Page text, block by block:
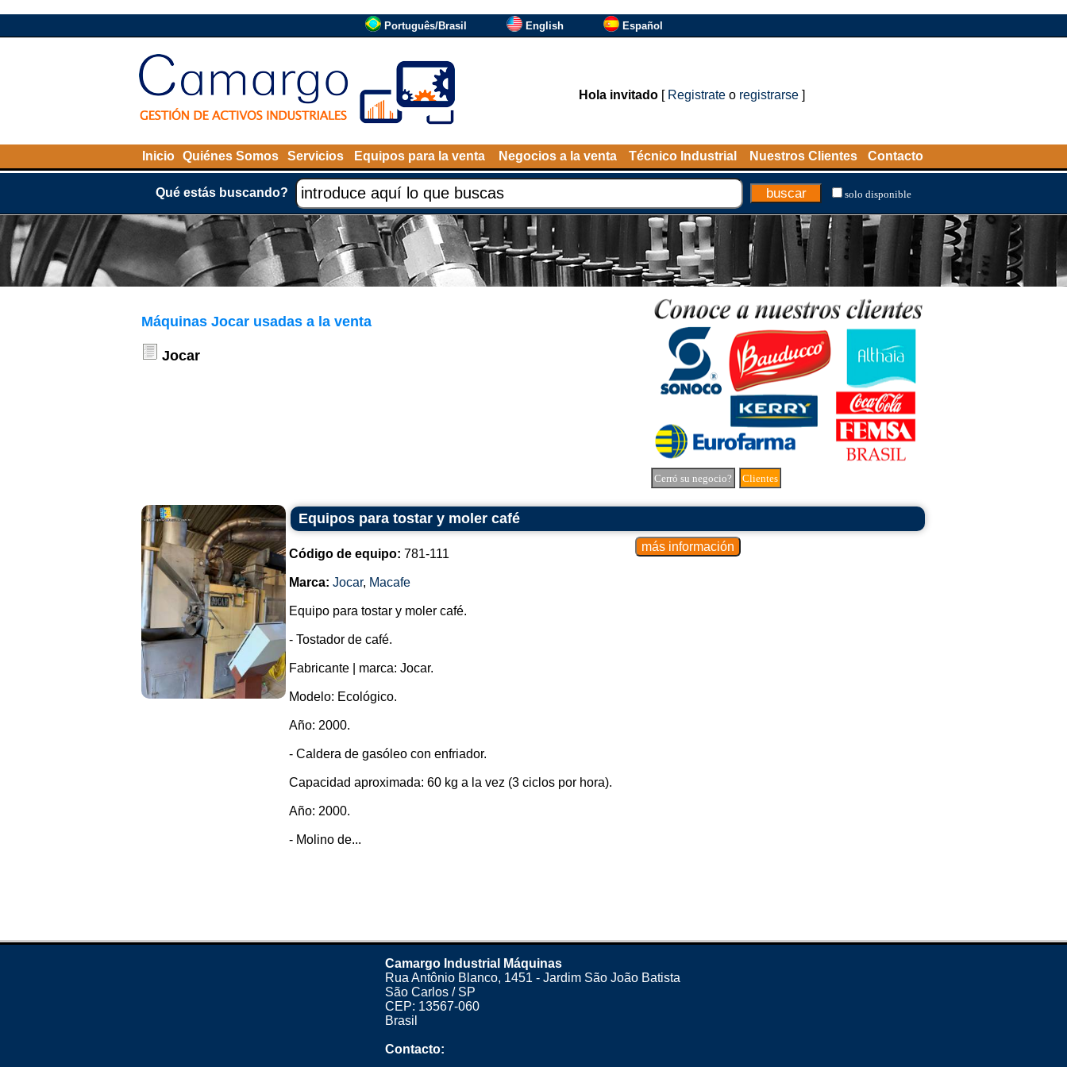
Português/Brasil English Español
Hola invitado[ Registrateo registrarse]
Inicio Quiénes Somos Servicios Equipos para la venta Negocios a la venta Técnico Industrial Nuestros Clientes Contacto
Qué estás buscando? solo disponible
Máquinas Jocar usadas a la venta
Jocar
Cerró su negocio? Clientes
Equipos para tostar y moler café
Código de equipo: 781-111
Marca: Jocar, Macafe
Equipo para tostar y moler café.
- Tostador de café.
Fabricante | marca: Jocar.
Modelo: Ecológico.
Año: 2000.
- Caldera de gasóleo con enfriador.
Capacidad aproximada: 60 kg a la vez (3 ciclos por hora).
Año: 2000.
- Molino de...
Camargo Industrial Máquinas
Rua Antônio Blanco, 1451 - Jardim São João Batista
São Carlos / SP
CEP: 13567-060
Brasil
Contacto: